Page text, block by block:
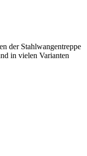
der Stahlwangentreppe
in vielen Varianten